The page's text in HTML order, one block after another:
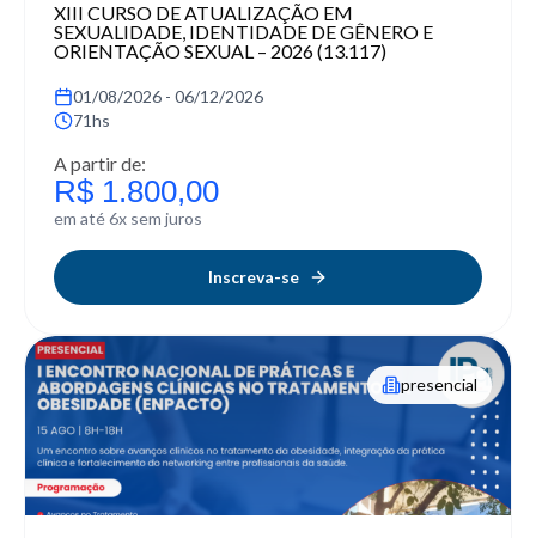
XIII CURSO DE ATUALIZAÇÃO EM
SEXUALIDADE, IDENTIDADE DE GÊNERO E
ORIENTAÇÃO SEXUAL – 2026 (13.117)
01/08/2026 - 06/12/2026
71hs
A partir de:
R$ 1.800,00
em até 6x sem juros
Inscreva-se
presencial